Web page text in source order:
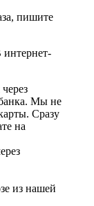
пишите
Мы не
Сразу
на
из нашей